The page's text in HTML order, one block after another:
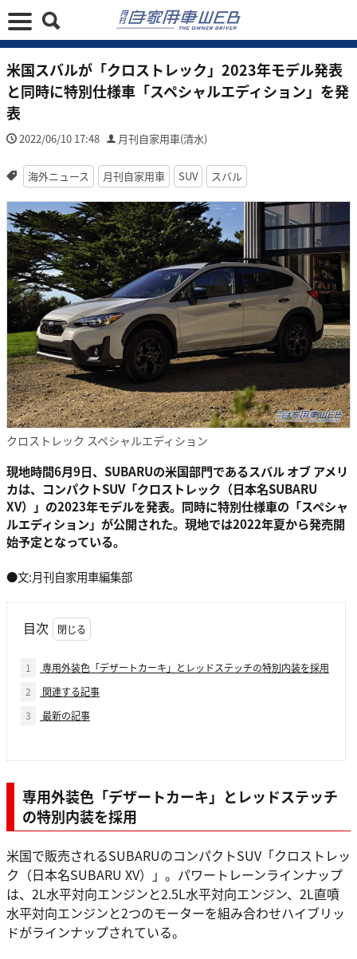
米国スバルが「クロストレック」2023年モデル発表
と同時に特別仕様車「スペシャルエディション」を発
表
2022/06/10 17:48 月刊自家用車(清水)
海外ニュース 月刊自家用車 SUV スバル
クロストレック スペシャルエディション
現地時間6月9日、SUBARUの米国部門であるスバル オブ アメリ
カは、コンパクトSUV「クロストレック（日本名SUBARU
XV）」の2023年モデルを発表。同時に特別仕様車の「スペシャ
ルエディション」が公開された。現地では2022年夏から発売開
始予定となっている。
●文:月刊自家用車編集部
目次
1
専用外装色「デザートカーキ」とレッドステッチの特別内装を採用
2
関連する記事
3
最新の記事
専用外装色「デザートカーキ」とレッドステッチ
の特別内装を採用
米国で販売されるSUBARUのコンパクトSUV「クロストレッ
ク（日本名SUBARU XV）」。パワートレーンラインナップ
は、2L水平対向エンジンと2.5L水平対向エンジン、2L直噴
水平対向エンジンと2つのモーターを組み合わせハイブリッ
ドがラインナップされている。